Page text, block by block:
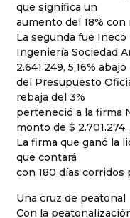
que significa un
aumento del 18%
La segunda fue Ineco
Ingeniería Sociedad
2.641.249, 5,16% abajo
del Presupuesto
rebaja del 3%
perteneció a la firma
monto de $ 2.701.274.
La firma que ganó la
que contará
con 180 días corridos
Una cruz de peatonal
Con la